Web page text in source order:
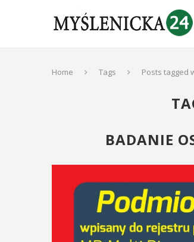
Home Tags Posts tagged
BADANIE